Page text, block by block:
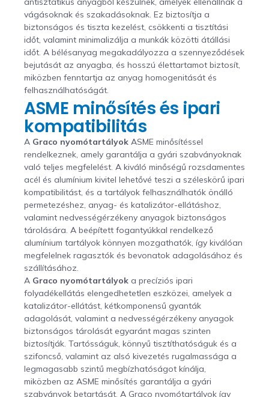
vágásoknak és szakadásoknak. Ez biztosítja a
biztonságos és tiszta kezelést, csökkenti a tisztítási
időt, valamint minimalizálja a munkák közötti átállási
időt. A bélésanyag megakadályozza a szennyeződések
bejutását az anyagba, és hosszú élettartamot biztosít,
miközben fenntartja az anyag homogenitását és
felhasználhatóságát.
ASME minősítés és ipari
kompatibilitás
A Graco nyomótartályok ASME minősítéssel
rendelkeznek, amely garantálja a gyári szabványoknak
való teljes megfelelést. A kiváló minőségű rozsdamentes
acél és alumínium kivitel lehetővé teszi a széleskörű ipari
kompatibilitást, és a tartályok felhasználhatók önálló
permetezéshez, anyag- és katalizátor-ellátáshoz,
valamint nedvességérzékeny anyagok biztonságos
tárolására. A beépített fogantyúkkal rendelkező
alumínium tartályok könnyen mozgathatók, így kiválóan
megfelelnek ragasztók és bevonatok adagolásához és
szállításához.
A Graco nyomótartályok a precíziós ipari
folyadékellátás elengedhetetlen eszközei, amelyek a
katalizátor-ellátást, kétkomponensű gyanták
adagolását, valamint a nedvességérzékeny anyagok
biztonságos tárolását egyaránt magas szinten
biztosítják. Tartósságuk, könnyű tisztíthatóságuk és a
szifoncső, valamint az alsó kivezetés rugalmassága a
legmagasabb szintű megbízhatóságot kínálja,
miközben az ASME minősítés garantálja a gyári
szabványok betartását. A Graco nyomótartályok így